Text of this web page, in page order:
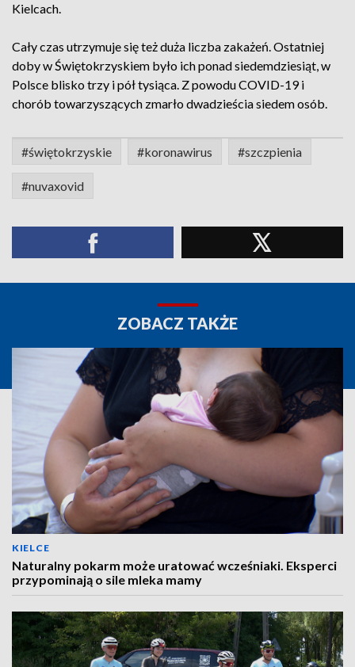
Kielcach.
Cały czas utrzymuje się też duża liczba zakażeń. Ostatniej
doby w Świętokrzyskiem było ich ponad siedemdziesiąt, w
Polsce blisko trzy i pół tysiąca. Z powodu COVID-19 i
chorób towarzyszących zmarło dwadzieścia siedem osób.
#świętokrzyskie #koronawirus #szczpienia
#nuvaxovid
ZOBACZ TAKŻE
KIELCE
Naturalny pokarm może uratować wcześniaki. Eksperci
przypominają o sile mleka mamy